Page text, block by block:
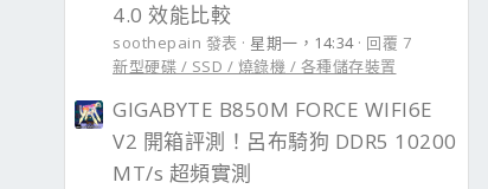
4.0 效能比較
soothepain 發表 星期一，14:34
回覆 7
新型硬碟 / SSD / 燒錄機 / 各種儲存裝置
GIGABYTE B850M FORCE WIFI6E
V2 開箱評測！呂布騎狗 DDR5 10200
MT/s 超頻實測